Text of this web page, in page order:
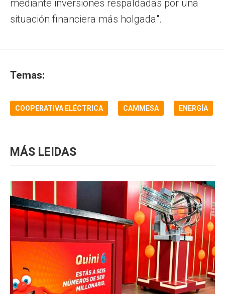
mediante inversiones respaldadas por una
situación financiera más holgada".
Temas:
COOPERATIVA ELÉCTRICA CAMMESA ENERGÍA
MÁS LEIDAS